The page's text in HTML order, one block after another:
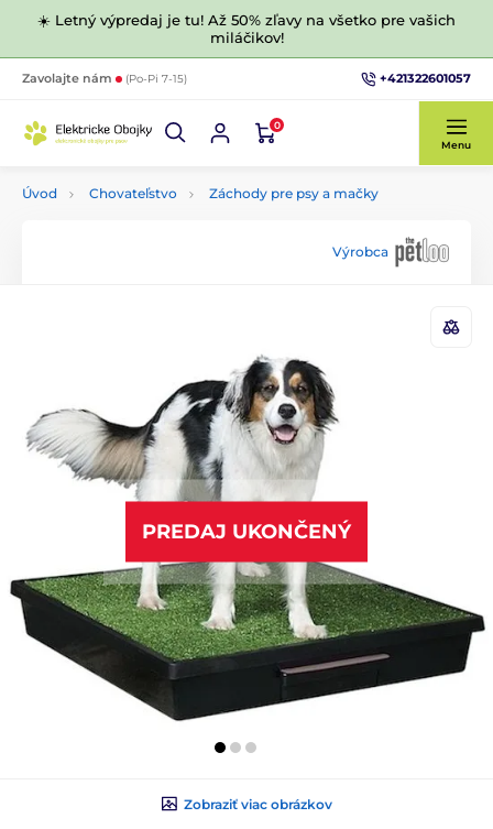
☀️ Letný výpredaj je tu! Až 50% zľavy na všetko pre vašich
miláčikov!
Zavolajte nám (Po-Pi 7-15) +421322601057
0
Menu
Úvod Chovateľstvo Záchody pre psy a mačky
Výrobca
PREDAJ UKONČENÝ
Zobraziť viac obrázkov